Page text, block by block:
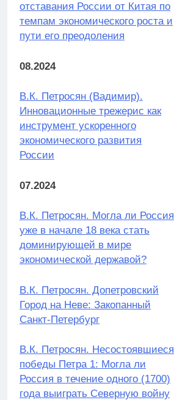
отставания России от Китая по
темпам экономического роста и
пути его преодоления
08.2024
В.К. Петросян (Вадимир).
Инновационные трежерис как
инструмент ускоренного
экономического развития
России
07.2024
В.К. Петросян. Могла ли Россия
уже в начале 18 века стать
доминирующей в мире
экономической державой?
В.К. Петросян. Допетровский
Город на Неве: Закопанный
Санкт-Петербург
В.К. Петросян. Несостоявшиеся
победы Петра 1: Могла ли
Россия в течение одного (1700)
года выиграть Северную войну